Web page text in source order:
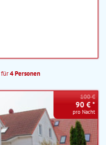
für4 Personen
100 €
90 € *
pro Nacht